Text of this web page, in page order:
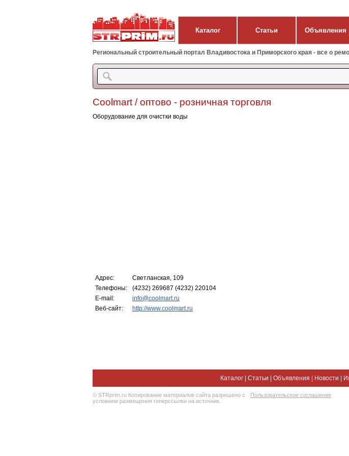
Каталог Статьи Объявления
Региональный строительный портал Владивостока и Приморского края - все о
Coolmart / оптово - розничная торговля
Оборудование для очистки воды
Адрес:
Светланская, 109
Телефоны:
(4232) 269687 (4232) 220104
E-mail:
info@coolmart.ru
Веб-сайт:
http://www.coolmart.ru
Каталог Статьи Объявления Новости
© STRprim.ru Копирование материалов сайта разрешено с
условием размещения гиперссылки на источник.
Пользовательское соглашение